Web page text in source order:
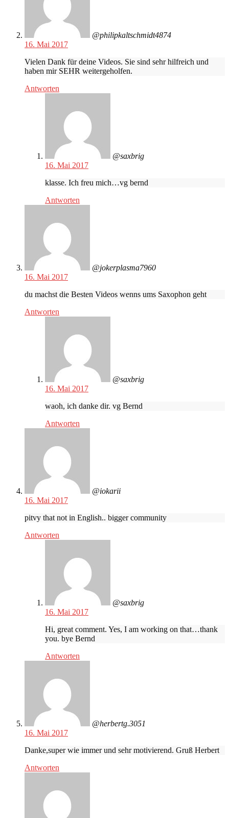
@philipkaltschmidt4874
16. Mai 2017
Vielen Dank für deine Videos. Sie sind sehr hilfreich und
haben mir SEHR weitergeholfen.
Antworten
@saxbrig
16. Mai 2017
klasse. Ich freu mich…vg bernd
Antworten
@jokerplasma7960
16. Mai 2017
du machst die Besten Videos wenns ums Saxophon geht
Antworten
@saxbrig
16. Mai 2017
waoh, ich danke dir. vg Bernd
Antworten
@iokarii
16. Mai 2017
pitvy that not in English.. bigger community
Antworten
@saxbrig
16. Mai 2017
Hi, great comment. Yes, I am working on that…thank
you. bye Bernd
Antworten
@herbertg.3051
16. Mai 2017
Danke,super wie immer und sehr motivierend. Gruß Herbert
Antworten